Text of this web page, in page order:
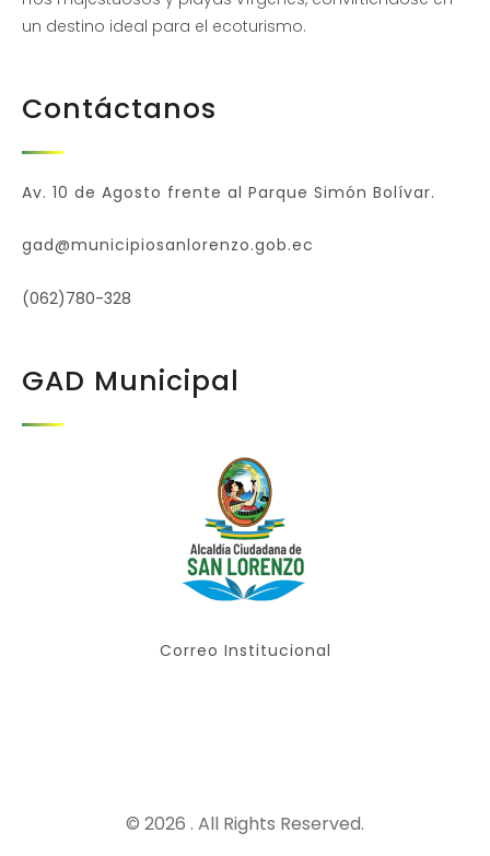
un destino ideal para el ecoturismo.
Contáctanos
Av. 10 de Agosto frente al Parque Simón Bolívar.
gad@municipiosanlorenzo.gob.ec
(062)780-328
GAD Municipal
Correo Institucional
© 2026 . All Rights Reserved.